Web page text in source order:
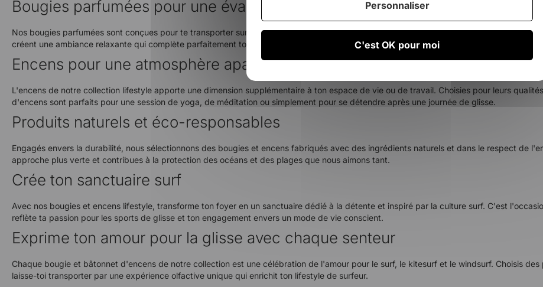
Bougies parfumées pour une évasion sensorielle
Nos bougies parfumées sont conçues pour te transporter sur les plages lointaines et les spots de surf mythiques. Avec des senteurs
créent une ambiance relaxante qui complète parfaitement ton style de vie surf.
Encens pour une atmosphère apaisante
L'encens de notre collection lifestyle apporte une dimension supplémentaire à ton espace de vie ou de travail. Choisies pour leurs
d'encens sont parfaits pour une session de yoga, de méditation ou simplement pour se détendre après une journée de glisse.
Produits naturels et éco-responsables
Engagés envers la durabilité, nous sélectionnons des bougies et encens fabriqués avec des ingrédients naturels et dans le respect de
approche plus verte et contribues à la protection des océans et des plages que nous aimons tant.
Crée ton sanctuaire surf
Avec nos bougies et encens lifestyle, transforme ton foyer en un sanctuaire dédié à la détente et inspiré par la culture surf. C'est
reflète ta passion pour les sports de glisse et ton engagement envers un mode de vie conscient.
Exprime ton amour pour la glisse avec chaque senteur
Chaque bougie et bâtonnet d'encens de notre collection est une célébration de l'amour pour le surf, le kitesurf et le windsurf. Choisis
laisse-toi transporter par une expérience olfactive unique qui enrichit ton lifestyle de surfeur.
C'est OK pour moi
Personnaliser